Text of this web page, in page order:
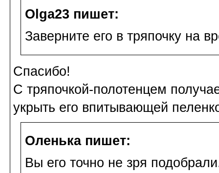
Olga23 пишет:
Заверните его в тряпочку на
Спасибо!
С тряпочкой-полотенцем
укрыть его впитывающей
Оленька пишет:
Вы его точно не зря